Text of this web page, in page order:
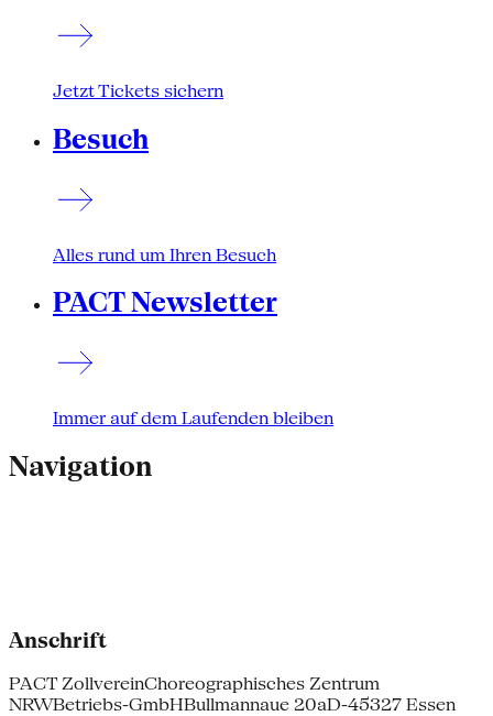
Jetzt Tickets sichern
Besuch
Alles rund um Ihren Besuch
PACT Newsletter
Immer auf dem Laufenden bleiben
Navigation
Anschrift
PACT ZollvereinChoreographisches Zentrum
NRWBetriebs-GmbHBullmannaue 20aD-45327 Essen